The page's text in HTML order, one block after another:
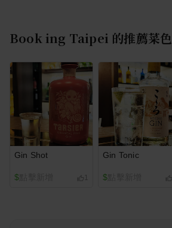
Book ing Taipei 的推薦菜色
Gin Shot
$
Gin Tonic
$